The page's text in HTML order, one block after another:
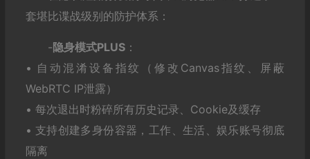
套堪比谍战级别的防护体系：
-‌隐身模式PLUS‌：
• 自动混淆设备指纹（修改Canvas指纹、屏蔽
WebRTC IP泄露）
• 每次退出时粉碎所有历史记录、Cookie及缓存
• 支持创建多身份容器，工作、生活、娱乐账号彻底
隔离